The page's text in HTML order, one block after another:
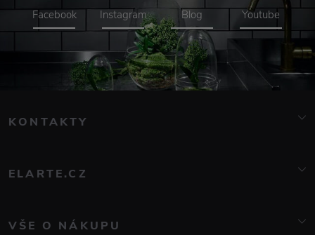
Facebook Instagram Blog Youtube
KONTAKTY
776 081 000
ELARTE.CZ
Kontakt
VŠE O NÁKUPU